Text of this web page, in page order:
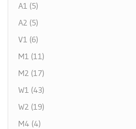
A1 (5)
A2 (5)
V1 (6)
M1 (11)
M2 (17)
W1 (43)
W2 (19)
M4 (4)